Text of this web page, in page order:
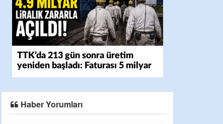
TTK’da 213 gün sonra üretim
yeniden başladı: Faturası 5 milyar
liraya dayandı
Haber Yorumları